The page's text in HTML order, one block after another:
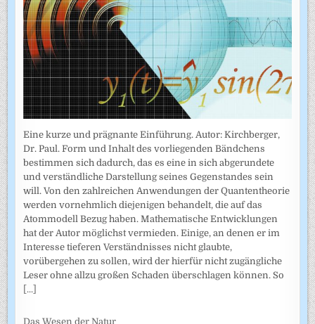
Eine kurze und prägnante Einführung. Autor: Kirchberger,
Dr. Paul. Form und Inhalt des vorliegenden Bändchens
bestimmen sich dadurch, das es eine in sich abgerundete
und verständliche Darstellung seines Gegenstandes sein
will. Von den zahlreichen Anwendungen der Quantentheorie
werden vornehmlich diejenigen behandelt, die auf das
Atommodell Bezug haben. Mathematische Entwicklungen
hat der Autor möglichst vermieden. Einige, an denen er im
Interesse tieferen Verständnisses nicht glaubte,
vorübergehen zu sollen, wird der hierfür nicht zugängliche
Leser ohne allzu großen Schaden überschlagen können. So
[...]
Das Wesen der Natur